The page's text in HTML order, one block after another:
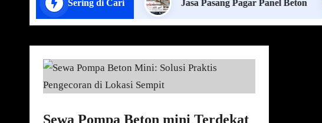
Sering di Cari
Lift Cor di Lampung Jasa Pasang Pagar Panel Beton
Sewa Pompa Beton mini Terdekat